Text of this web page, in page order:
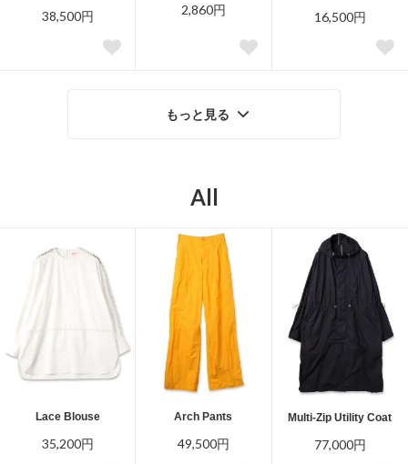
38,500円 2,860円 16,500円
もっと見る
All
Lace Blouse
35,200円
Arch Pants
49,500円
Multi-Zip Utility Coat
77,000円